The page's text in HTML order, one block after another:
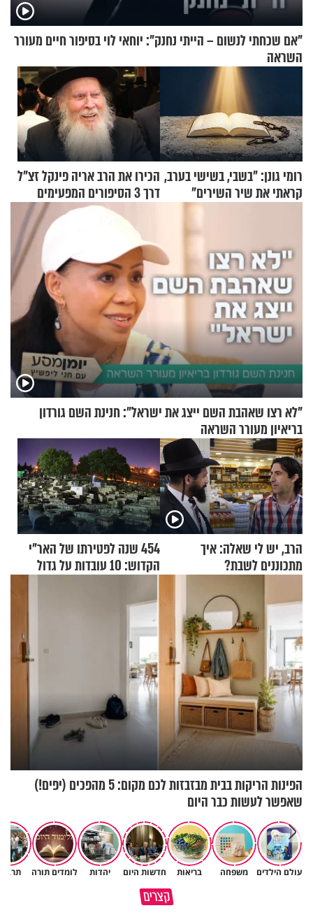
"אם שכחתי לנשום – הייתי נחנק": יוחאי לוי בסיפור חיים מעורר
השראה
רומי גונן: "בשבי, בשישי בערב,
קראתי את שיר השירים"
הכירו את הרב אריה פינקל זצ"ל
דרך 3 הסיפורים המפעימים
"לא רצו שאהבת השם ייצג את ישראל": חנינת השם גורדון
בריאיון מעורר השראה
הרב, יש לי שאלה: איך
מתכוננים לשבת?
454 שנה לפטירתו של האר"י
הקדוש: 10 עובדות על גדול
הפינות הריקות בבית מבזבזות לכם מקום: 5 מהפכים (יפים!)
שאפשר לעשות כבר היום
עולם הילדים משפחה בריאות חדשות היום יהדות לומדים תורה
קצרים
תשובה של עם שלם - צבי